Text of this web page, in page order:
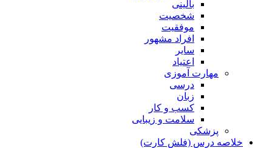
بالینی
شخصیت
موفقیت
افراد مشهور
سایر
اعتیاد
مهارت آموزی
درسی
زبان
کسب و کار
سلامت و زیبایی
پزشکی
خلاصه درس (فلش کارت)